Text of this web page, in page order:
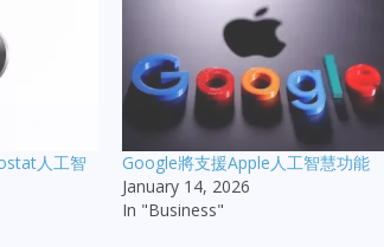
人工智
Google將支援Apple人工智慧功能
January 14, 2026
In "Business"